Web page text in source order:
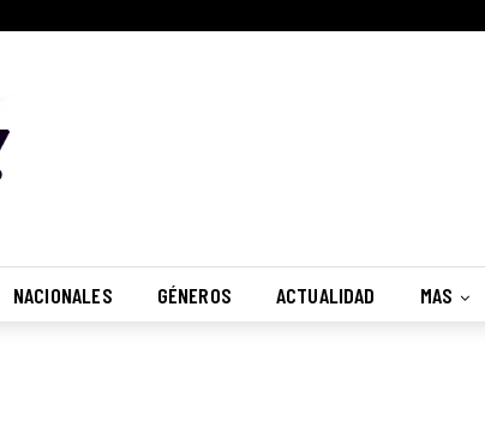
NACIONALES GÉNEROS ACTUALIDAD MAS